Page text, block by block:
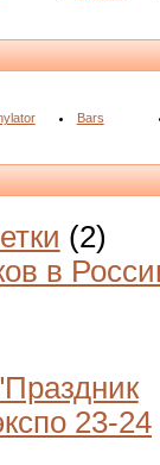
Bars
(2)
в
23-24